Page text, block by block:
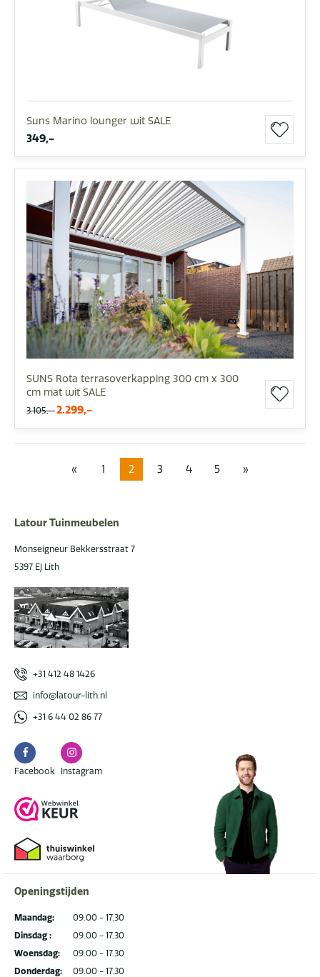
Suns Marino lounger wit SALE
349,-
SUNS Rota terrasoverkapping 300 cm x 300
cm mat wit SALE
3.105,- 2.299,-
« 1 2 3 4 5 »
Latour Tuinmeubelen
Monseigneur Bekkersstraat 7
5397 EJ Lith
+31 412 48 1426
info@latour-lith.nl
+31 6 44 02 86 77
Facebook
Facebook
Instagram
Instagram
Openingstijden
Maandag:
Dinsdag :
Woensdag:
Donderdag:
09.00 - 17.30
09.00 - 17.30
09.00 - 17.30
09.00 - 17.30